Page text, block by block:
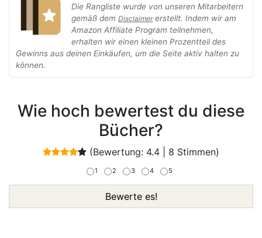
Die Rangliste wurde von unseren Mitarbeitern
gemäß dem Disclaimererstellt. Indem wir am
Amazon Affiliate Program teilnehmen,
erhalten wir einen kleinen Prozentteil des
Gewinns aus deinen Einkäufen, um die Seite aktiv halten zu
können.
Wie hoch bewertest du diese
Bücher?
(Bewertung: 4.4 8 Stimmen)
1 2 3 4 5
Bewerte es!